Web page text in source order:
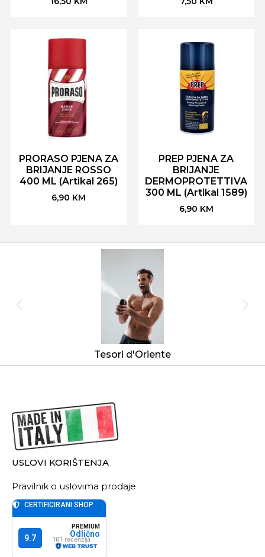
PRORASO PJENA ZA
BRIJANJE ROSSO
400 ML (Artikal 265)
6,90 KM
PREP PJENA ZA
BRIJANJE
DERMOPROTETTIVA
300 ML (Artikal 1589)
6,90 KM
Tesori d'Oriente
USLOVI KORIŠTENJA
Pravilnik o uslovima prodaje